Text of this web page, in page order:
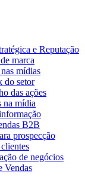
e Reputação
marca
mídias
do setor
das ações
na mídia
B2B
prospecção
de negócios
Vendas